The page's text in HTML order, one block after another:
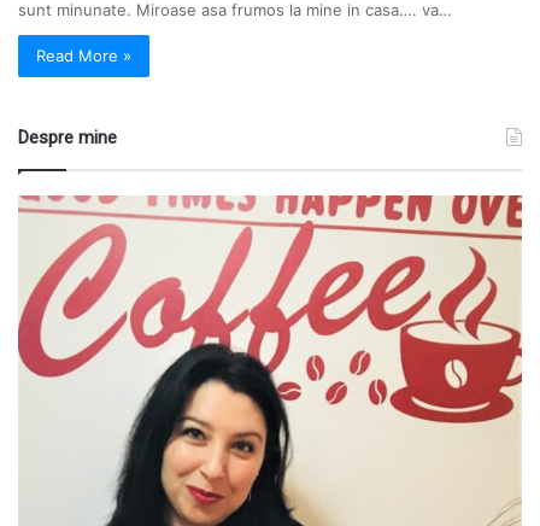
sunt minunate. Miroase asa frumos la mine in casa…. va…
Read More »
Despre mine